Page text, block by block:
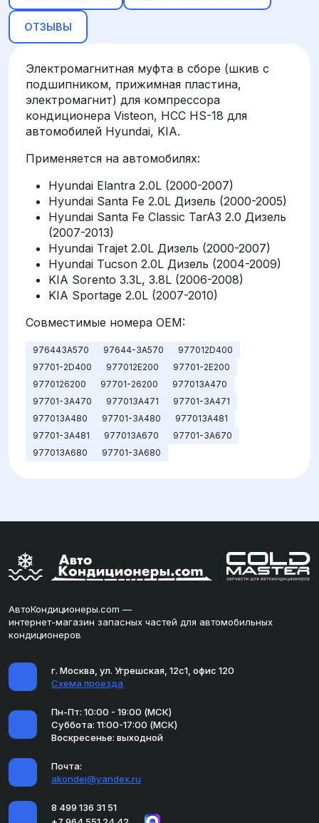
ОТЗЫВЫ
Электромагнитная муфта в сборе (шкив с
подшипником, прижимная пластина,
электромагнит) для компрессора
кондиционера Visteon, HCC HS-18 для
автомобилей Hyundai, KIA.
Применяется на автомобилях:
Hyundai Elantra 2.0L (2000-2007)
Hyundai Santa Fe 2.0L Дизель (2000-2005)
Hyundai Santa Fe Classic ТагАЗ 2.0 Дизель
(2007-2013)
Hyundai Trajet 2.0L Дизель (2000-2007)
Hyundai Tucson 2.0L Дизель (2004-2009)
KIA Sorento 3.3L, 3.8L (2006-2008)
KIA Sportage 2.0L (2007-2010)
Совместимые номера OEM:
976443A570 97644-3A570
977012D400
97701-2D400
977012E200
97701-2E200
9770126200
97701-26200
977013A470
97701-3A470
977013A471
97701-3A471
977013A480
97701-3A480
977013A481
97701-3A481
977013A670
97701-3A670
977013A680
97701-3A680
АвтоКондиционеры.com —
интернет-магазин запасных частей для автомобильных
кондиционеров
г. Москва, ул. Угрешская, 12с1, офис 120
Схема проезда
Пн-Пт: 10:00 - 19:00 (МСК)
Суббота: 11:00-17:00 (МСК)
Воскресенье: выходной
Почта:
akondei@yandex.ru
8 499 136 31 51